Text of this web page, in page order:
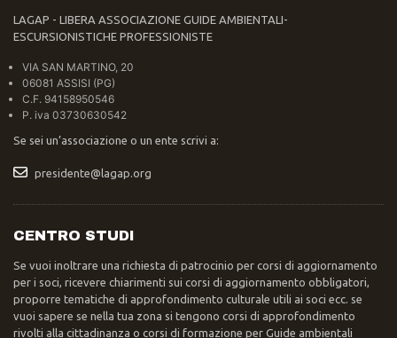
LAGAP - LIBERA ASSOCIAZIONE GUIDE AMBIENTALI-
ESCURSIONISTICHE PROFESSIONISTE
VIA SAN MARTINO, 20
06081 ASSISI (PG)
C.F. 94158950546
P. iva 03730630542
Se sei un’associazione o un ente scrivi a:
presidente@lagap.org
CENTRO STUDI
Se vuoi inoltrare una richiesta di patrocinio per corsi di aggiornamento
per i soci, ricevere chiarimenti sui corsi di aggiornamento obbligatori,
proporre tematiche di approfondimento culturale utili ai soci ecc. se
vuoi sapere se nella tua zona si tengono corsi di approfondimento
rivolti alla cittadinanza o corsi di formazione per Guide ambientali